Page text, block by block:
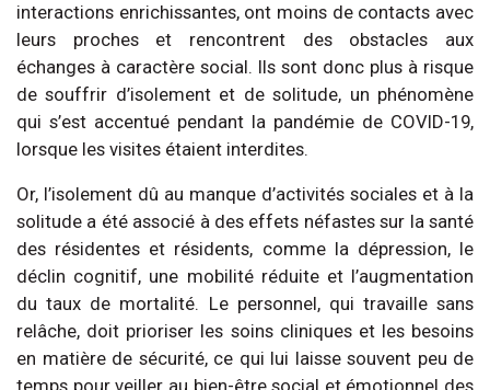
interactions enrichissantes, ont moins de contacts avec
leurs proches et rencontrent des obstacles aux
échanges à caractère social. Ils sont donc plus à risque
de souffrir d’isolement et de solitude, un phénomène
qui s’est accentué pendant la pandémie de COVID-19,
lorsque les visites étaient interdites.
Or, l’isolement dû au manque d’activités sociales et à la
solitude a été associé à des effets néfastes sur la santé
des résidentes et résidents, comme la dépression, le
déclin cognitif, une mobilité réduite et l’augmentation
du taux de mortalité. Le personnel, qui travaille sans
relâche, doit prioriser les soins cliniques et les besoins
en matière de sécurité, ce qui lui laisse souvent peu de